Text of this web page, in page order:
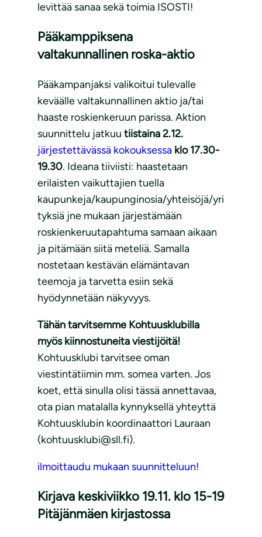
levittää sanaa sekä toimia ISOSTI!
Pääkamppiksena
valtakunnallinen roska-aktio
Pääkampanjaksi valikoitui tulevalle
keväälle valtakunnallinen aktio ja/tai
haaste roskienkeruun parissa. Aktion
suunnittelu jatkuu tiistaina 2.12.
järjestettävässä kokouksessa klo 17.30-
19.30. Ideana tiiviisti: haastetaan
erilaisten vaikuttajien tuella
kaupunkeja/kaupunginosia/yhteisöjä/yri
tyksiä jne mukaan järjestämään
roskienkeruutapahtuma samaan aikaan
ja pitämään siitä meteliä. Samalla
nostetaan kestävän elämäntavan
teemoja ja tarvetta esiin sekä
hyödynnetään näkyvyys.
Tähän tarvitsemme Kohtuusklubilla
myös kiinnostuneita viestijöitä!
Kohtuusklubi tarvitsee oman
viestintätiimin mm. somea varten. Jos
koet, että sinulla olisi tässä annettavaa,
ota pian matalalla kynnyksellä yhteyttä
Kohtuusklubin koordinaattori Lauraan
(kohtuusklubi@sll.fi).
ilmoittaudu mukaan suunnitteluun!
Kirjava keskiviikko 19.11. klo 15-19
Pitäjänmäen kirjastossa